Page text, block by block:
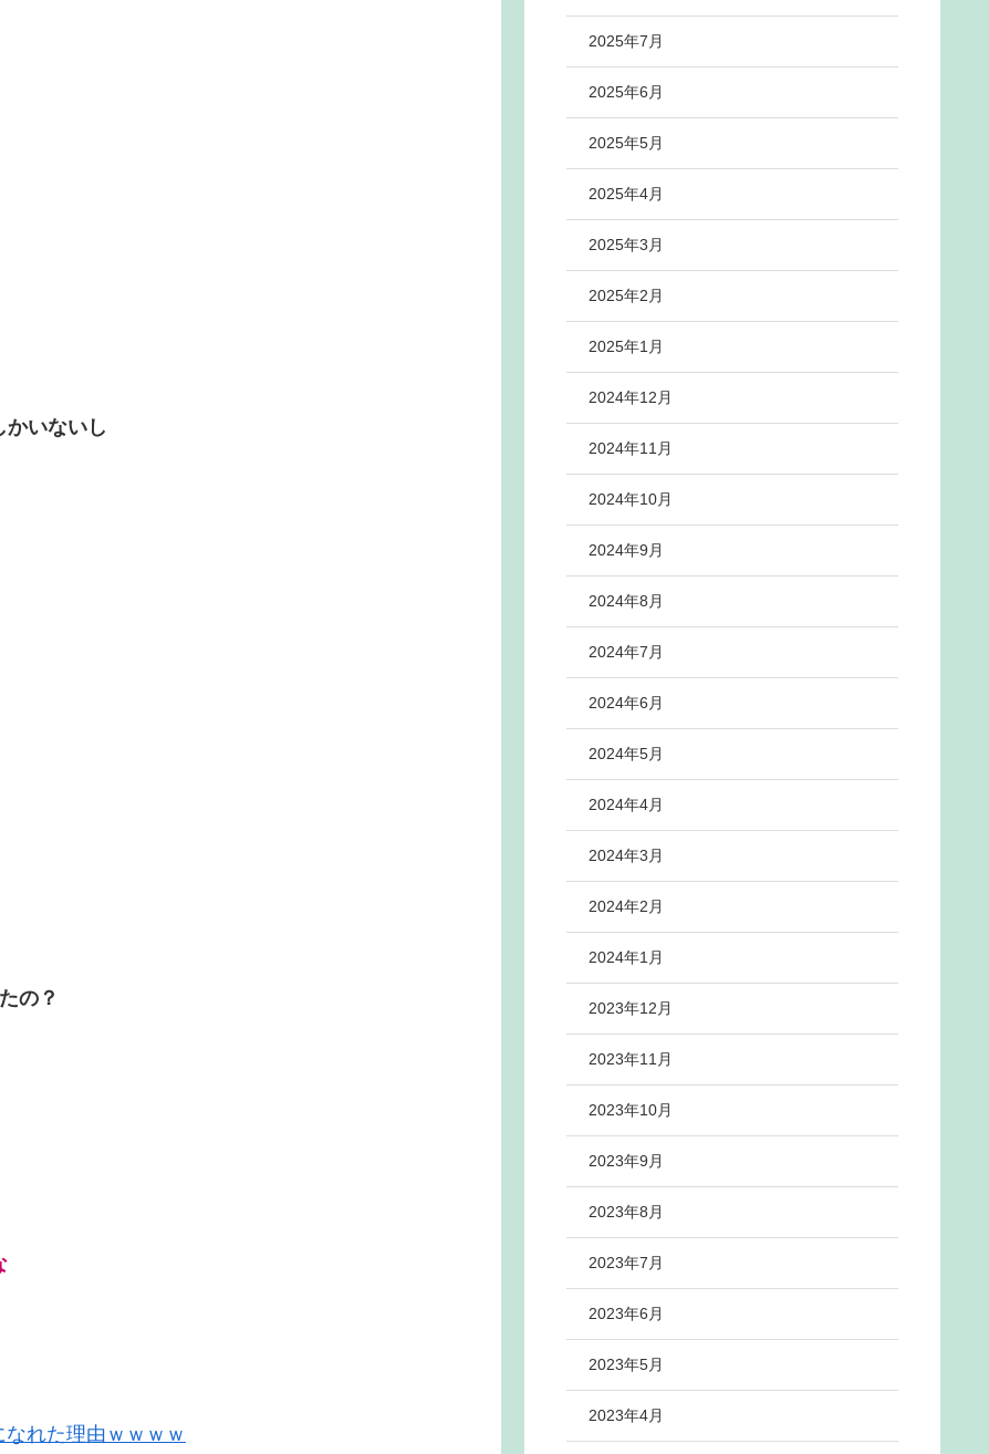
かいないし
の？
れた理由ｗｗｗｗ
2025年7月
2025年6月
2025年5月
2025年4月
2025年3月
2025年2月
2025年1月
2024年12月
2024年11月
2024年10月
2024年9月
2024年8月
2024年7月
2024年6月
2024年5月
2024年4月
2024年3月
2024年2月
2024年1月
2023年12月
2023年11月
2023年10月
2023年9月
2023年8月
2023年7月
2023年6月
2023年5月
2023年4月